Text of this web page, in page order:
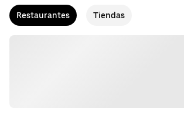
Restaurantes Tiendas